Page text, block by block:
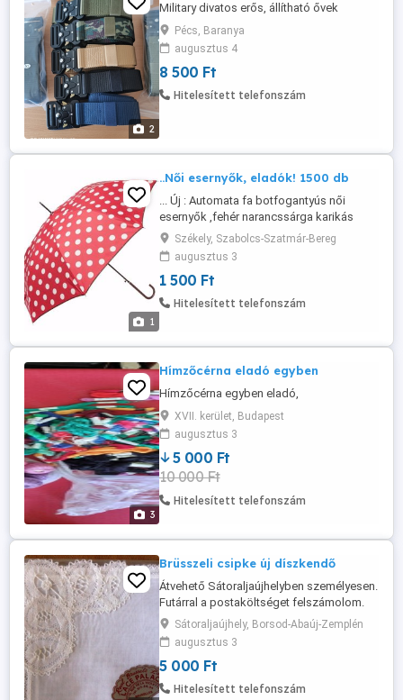
2
Military divatos erős, állítható ővek
Pécs, Baranya
augusztus 4
8 500 Ft
Hitelesített telefonszám
1
..Női esernyők, eladók! 1500 db
... Új : Automata fa botfogantyús női
esernyők ,fehér narancssárga karikás
.........piros elfogyott!! 30 db egyben, vagy
külön eladó. Szép, erős. Ár....1500
db,....Megegyezünk!.......Hurkatöltő 4500
ft........Úgyanitt... 20 db 38-40 női , kék
farmernadrág új 1000 Ft db
Székely, Szabolcs-Szatmár-Bereg
augusztus 3
1 500 Ft
Hitelesített telefonszám
3
Hímzőcérna eladó egyben
Hímzőcérna egyben eladó,
XVII. kerület, Budapest
augusztus 3
5 000 Ft
10 000 Ft
Hitelesített telefonszám
Brüsszeli csipke új díszkendő
Átvehető Sátoraljaújhelyben személyesen.
Futárral a postaköltséget felszámolom.
MPL előreutalással! Brüsszeli csipkés
zsebkendő, eredeti belga csipke
díszítésű kendő, zsebkendő, díszkendő,
vagy kis terítő. Új, a fotózás miatt
kibontva. A címke a csomagoláson
Sátoraljaújhely, Borsod-Abaúj-Zemplén
augusztus 3
5 000 Ft
Hitelesített telefonszám